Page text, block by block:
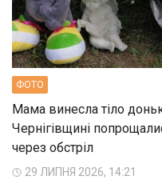
ФОТО
Мама винесла тіло
Чернігівщині
через обстріл
29 ЛИПНЯ 2026, 14:21